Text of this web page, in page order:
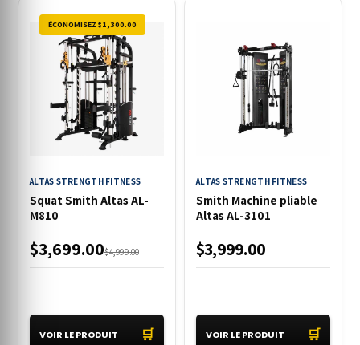
ÉCONOMISEZ $1,300.00
ALTAS STRENGTH FITNESS
Squat Smith Altas AL-
M810
$4,999.00
$3,699.00
VOIR LE PRODUIT 🛒
ALTAS STRENGTH FITNESS
Smith Machine pliable
Altas AL-3101
$3,999.00
VOIR LE PRODUIT 🛒